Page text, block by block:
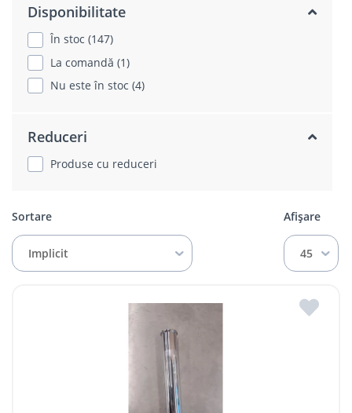
Disponibilitate
În stoc (147)
La comandă (1)
Nu este în stoc (4)
Reduceri
Produse cu reduceri
Sortare
Implicit
Afișare
45